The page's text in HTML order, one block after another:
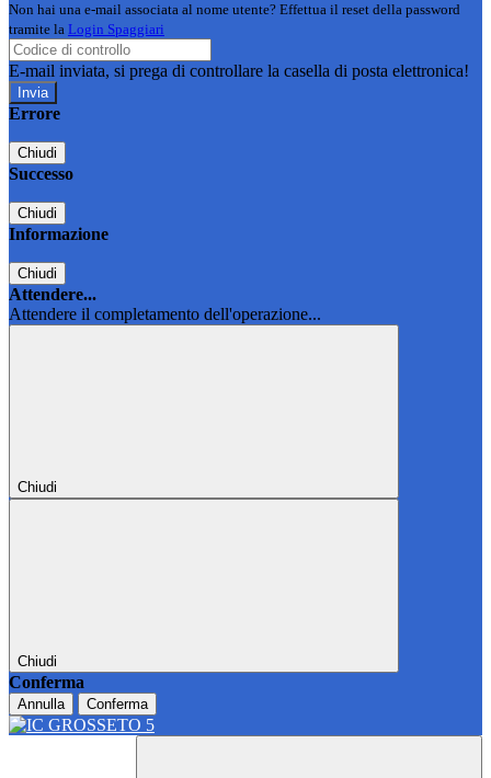
Non hai una e-mail associata al nome utente? Effettua il reset della password
tramite la Login Spaggiari
E-mail inviata, si prega di controllare la casella di posta elettronica!
Errore
Chiudi
Successo
Chiudi
Informazione
Chiudi
Attendere...
Attendere il completamento dell'operazione...
Chiudi
Chiudi
Conferma
Annulla Conferma